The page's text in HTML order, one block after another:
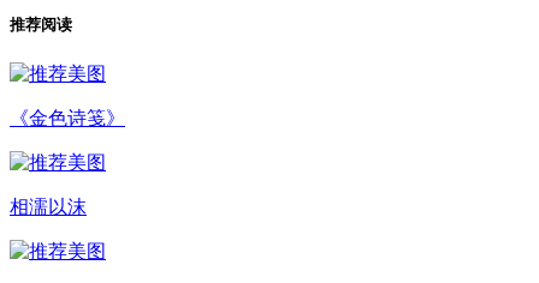
推荐阅读
《金色诗笺》
相濡以沫